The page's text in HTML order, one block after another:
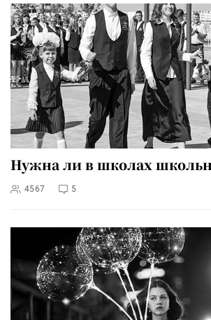
Нужна ли в школах
4567 5